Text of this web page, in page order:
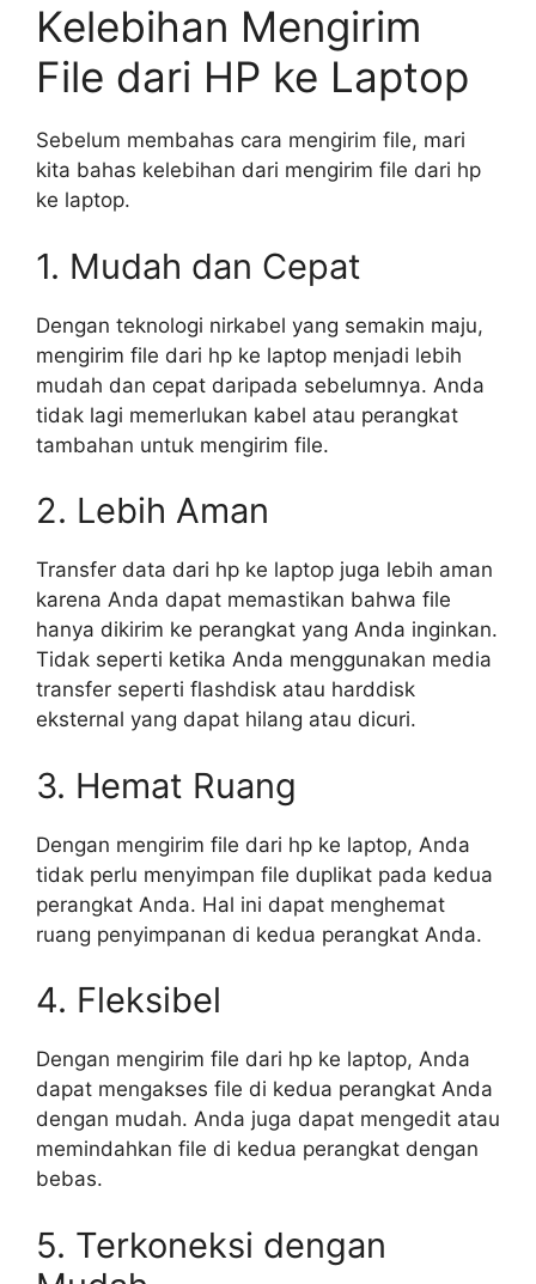
Kelebihan Mengirim
File dari HP ke Laptop
Sebelum membahas cara mengirim file, mari
kita bahas kelebihan dari mengirim file dari hp
ke laptop.
1. Mudah dan Cepat
Dengan teknologi nirkabel yang semakin maju,
mengirim file dari hp ke laptop menjadi lebih
mudah dan cepat daripada sebelumnya. Anda
tidak lagi memerlukan kabel atau perangkat
tambahan untuk mengirim file.
2. Lebih Aman
Transfer data dari hp ke laptop juga lebih aman
karena Anda dapat memastikan bahwa file
hanya dikirim ke perangkat yang Anda inginkan.
Tidak seperti ketika Anda menggunakan media
transfer seperti flashdisk atau harddisk
eksternal yang dapat hilang atau dicuri.
3. Hemat Ruang
Dengan mengirim file dari hp ke laptop, Anda
tidak perlu menyimpan file duplikat pada kedua
perangkat Anda. Hal ini dapat menghemat
ruang penyimpanan di kedua perangkat Anda.
4. Fleksibel
Dengan mengirim file dari hp ke laptop, Anda
dapat mengakses file di kedua perangkat Anda
dengan mudah. Anda juga dapat mengedit atau
memindahkan file di kedua perangkat dengan
bebas.
5. Terkoneksi dengan